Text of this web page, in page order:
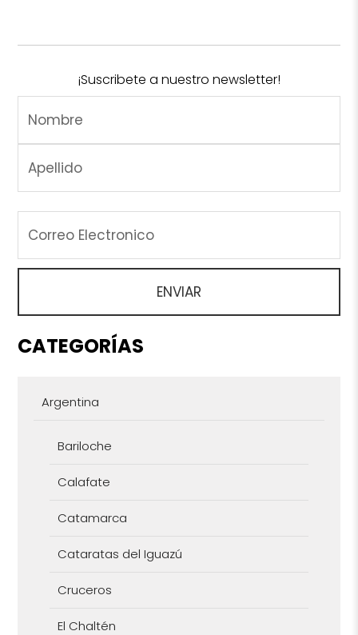
¡Suscribete a nuestro newsletter!
CATEGORÍAS
Argentina
Bariloche
Calafate
Catamarca
Cataratas del Iguazú
Cruceros
El Chaltén